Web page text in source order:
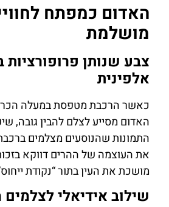
האדום כמפתח
מושלמת
צבע שנותן פרופורציות
אלפינית
כאשר הרכבת מטפסת במעלה
האדום מסייע לצלם להבין גובה,
התמונות שהנוסעים מצלמים
את העוצמה של ההרים דווקא
מושכת את העין בתור “נקודת
שילוב אידיאלי לצלמים